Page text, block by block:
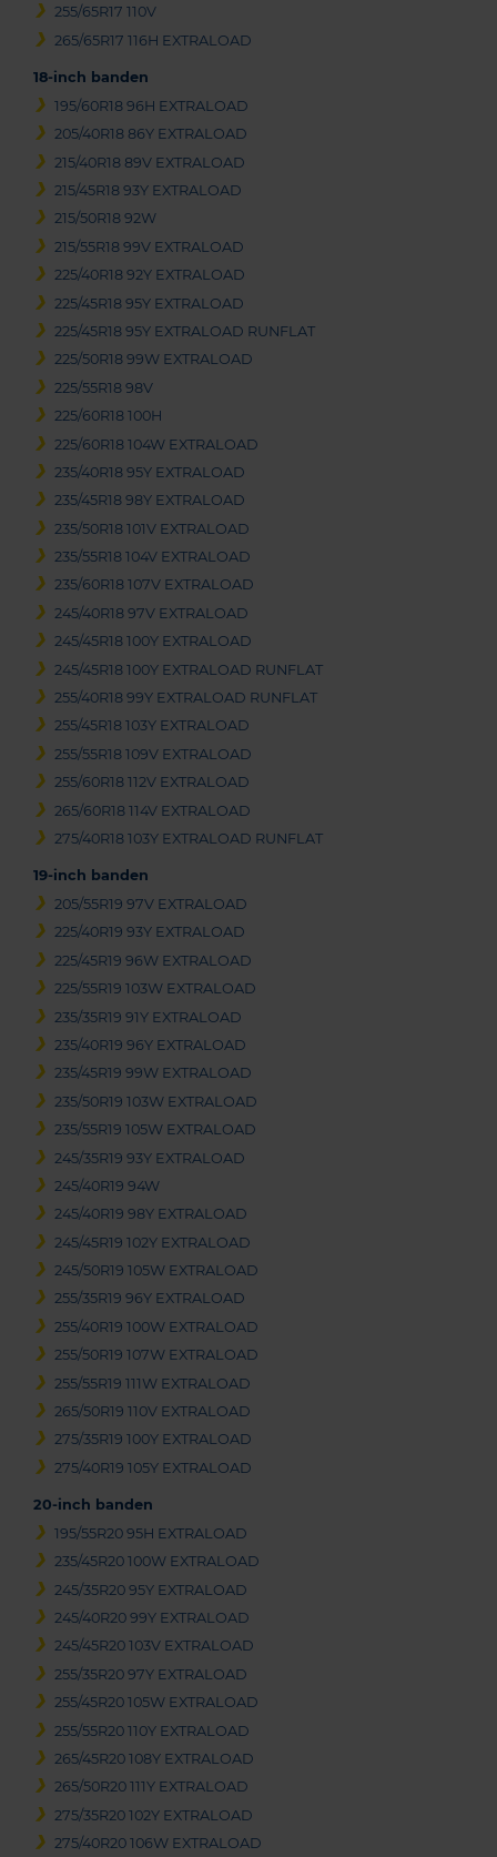
255/65R17 110V
265/65R17 116H EXTRALOAD
18-inch banden
195/60R18 96H EXTRALOAD
205/40R18 86Y EXTRALOAD
215/40R18 89V EXTRALOAD
215/45R18 93Y EXTRALOAD
215/50R18 92W
215/55R18 99V EXTRALOAD
225/40R18 92Y EXTRALOAD
225/45R18 95Y EXTRALOAD
225/45R18 95Y EXTRALOAD RUNFLAT
225/50R18 99W EXTRALOAD
225/55R18 98V
225/60R18 100H
225/60R18 104W EXTRALOAD
235/40R18 95Y EXTRALOAD
235/45R18 98Y EXTRALOAD
235/50R18 101V EXTRALOAD
235/55R18 104V EXTRALOAD
235/60R18 107V EXTRALOAD
245/40R18 97V EXTRALOAD
245/45R18 100Y EXTRALOAD
245/45R18 100Y EXTRALOAD RUNFLAT
255/40R18 99Y EXTRALOAD RUNFLAT
255/45R18 103Y EXTRALOAD
255/55R18 109V EXTRALOAD
255/60R18 112V EXTRALOAD
265/60R18 114V EXTRALOAD
275/40R18 103Y EXTRALOAD RUNFLAT
19-inch banden
205/55R19 97V EXTRALOAD
225/40R19 93Y EXTRALOAD
225/45R19 96W EXTRALOAD
225/55R19 103W EXTRALOAD
235/35R19 91Y EXTRALOAD
235/40R19 96Y EXTRALOAD
235/45R19 99W EXTRALOAD
235/50R19 103W EXTRALOAD
235/55R19 105W EXTRALOAD
245/35R19 93Y EXTRALOAD
245/40R19 94W
245/40R19 98Y EXTRALOAD
245/45R19 102Y EXTRALOAD
245/50R19 105W EXTRALOAD
255/35R19 96Y EXTRALOAD
255/40R19 100W EXTRALOAD
255/50R19 107W EXTRALOAD
255/55R19 111W EXTRALOAD
265/50R19 110V EXTRALOAD
275/35R19 100Y EXTRALOAD
275/40R19 105Y EXTRALOAD
20-inch banden
195/55R20 95H EXTRALOAD
235/45R20 100W EXTRALOAD
245/35R20 95Y EXTRALOAD
245/40R20 99Y EXTRALOAD
245/45R20 103V EXTRALOAD
255/35R20 97Y EXTRALOAD
255/45R20 105W EXTRALOAD
255/55R20 110Y EXTRALOAD
265/45R20 108Y EXTRALOAD
265/50R20 111Y EXTRALOAD
275/35R20 102Y EXTRALOAD
275/40R20 106W EXTRALOAD